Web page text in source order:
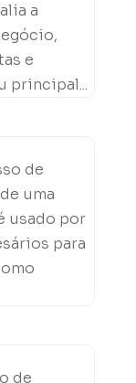
a
e
principal...
de
uma
usado por
para
de